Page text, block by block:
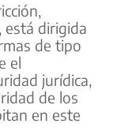
está dirigida
de tipo
el
jurídica,
de los
en este